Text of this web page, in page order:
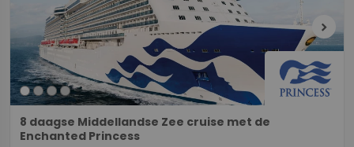
chevron_right
8 daagse Middellandse Zee cruise met de
Enchanted Princess